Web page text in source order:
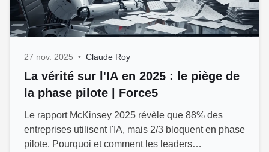
27 nov. 2025 • Claude Roy
La vérité sur l'IA en 2025 : le piège de
la phase pilote | Force5
Le rapport McKinsey 2025 révèle que 88% des
entreprises utilisent l'IA, mais 2/3 bloquent en phase
pilote. Pourquoi et comment les leaders